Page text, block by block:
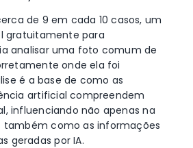
de 9 em cada 10 casos, um
gratuitamente para
analisar uma foto comum de
onde ela foi
é a base de como as
artificial compreendem
influenciando não apenas na
também como as informações
geradas por IA.